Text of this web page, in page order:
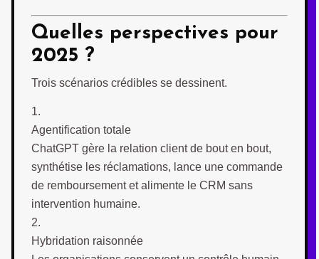
Quelles perspectives pour
2025 ?
Trois scénarios crédibles se dessinent.
Agentification totale
ChatGPT gère la relation client de bout en bout,
synthétise les réclamations, lance une commande
de remboursement et alimente le CRM sans
intervention humaine.
Hybridation raisonnée